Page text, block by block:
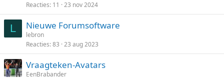
Reacties 11 23 nov 2024
L Nieuwe Forumsoftware
lebron
Reacties 83 23 aug 2023
Vraagteken-Avatars
EenBrabander